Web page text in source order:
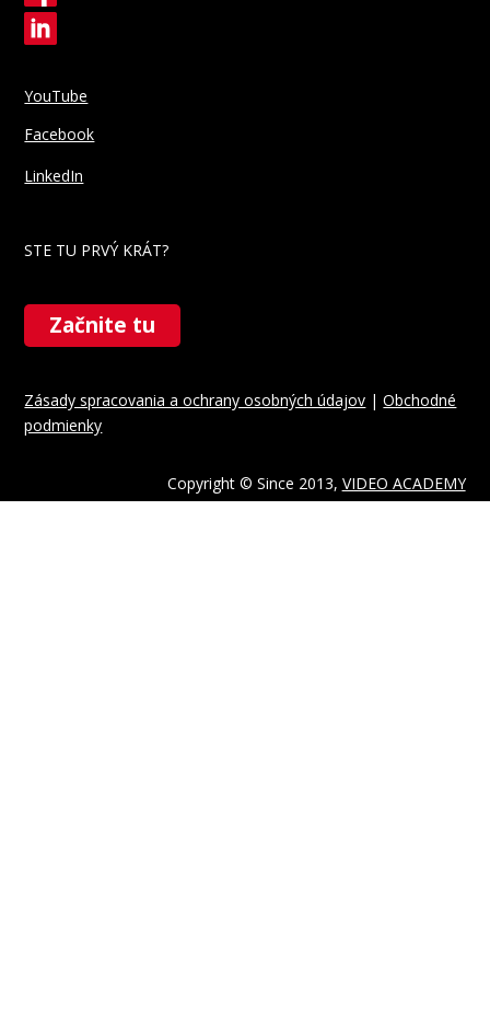
YouTube
Facebook
LinkedIn
STE TU PRVÝ KRÁT?
Začnite tu
Zásady spracovania a ochrany osobných údajov |Obchodné
podmienky
Copyright © Since 2013, VIDEO ACADEMY